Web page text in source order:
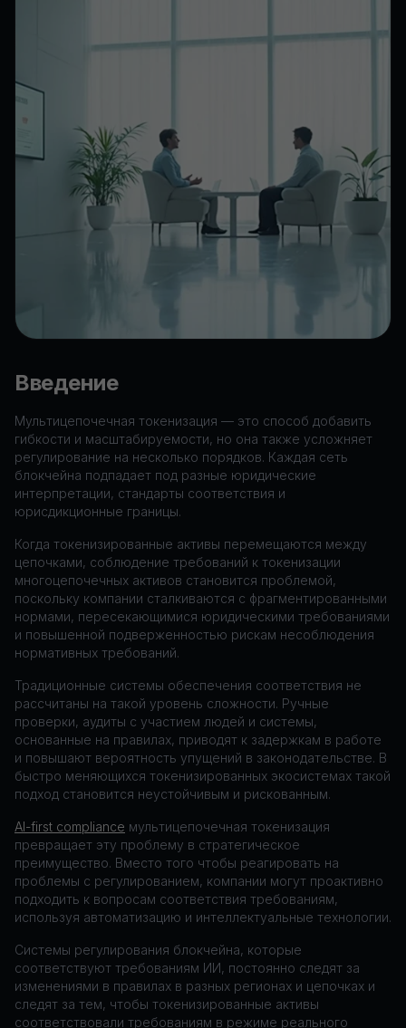
Введение
Мультицепочечная токенизация — это способ добавить
гибкости и масштабируемости, но она также усложняет
регулирование на несколько порядков. Каждая сеть
блокчейна подпадает под разные юридические
интерпретации, стандарты соответствия и
юрисдикционные границы.
Когда токенизированные активы перемещаются между
цепочками, соблюдение требований к токенизации
многоцепочечных активов становится проблемой,
поскольку компании сталкиваются с фрагментированными
нормами, пересекающимися юридическими требованиями
и повышенной подверженностью рискам несоблюдения
нормативных требований.
Традиционные системы обеспечения соответствия не
рассчитаны на такой уровень сложности. Ручные
проверки, аудиты с участием людей и системы,
основанные на правилах, приводят к задержкам в работе
и повышают вероятность упущений в законодательстве. В
быстро меняющихся токенизированных экосистемах такой
подход становится неустойчивым и рискованным.
AI-first compliance мультицепочечная токенизация
превращает эту проблему в стратегическое
преимущество. Вместо того чтобы реагировать на
проблемы с регулированием, компании могут проактивно
подходить к вопросам соответствия требованиям,
используя автоматизацию и интеллектуальные технологии.
Системы регулирования блокчейна, которые
соответствуют требованиям ИИ, постоянно следят за
изменениями в правилах в разных регионах и цепочках и
следят за тем, чтобы токенизированные активы
соответствовали требованиям в режиме реального